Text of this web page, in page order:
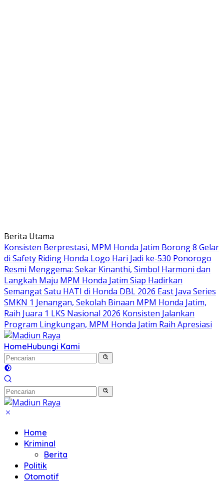
Langsung
ke
konten
Berita Utama
Konsisten Berprestasi, MPM Honda Jatim Borong 8 Gelar
di Safety Riding Honda Logo Hari Jadi ke-530 Ponorogo
Resmi Menggema: Sekar Kinanthi, Simbol Harmoni dan
Langkah Maju MPM Honda Jatim Siap Hadirkan
Semangat Satu HATI di Honda DBL 2026 East Java Series
SMKN 1 Jenangan, Sekolah Binaan MPM Honda Jatim,
Raih Juara 1 LKS Nasional 2026 Konsisten Jalankan
Program Lingkungan, MPM Honda Jatim Raih Apresiasi
HomeHubungi Kami
Home
Kriminal
Berita
Politik
Otomotif